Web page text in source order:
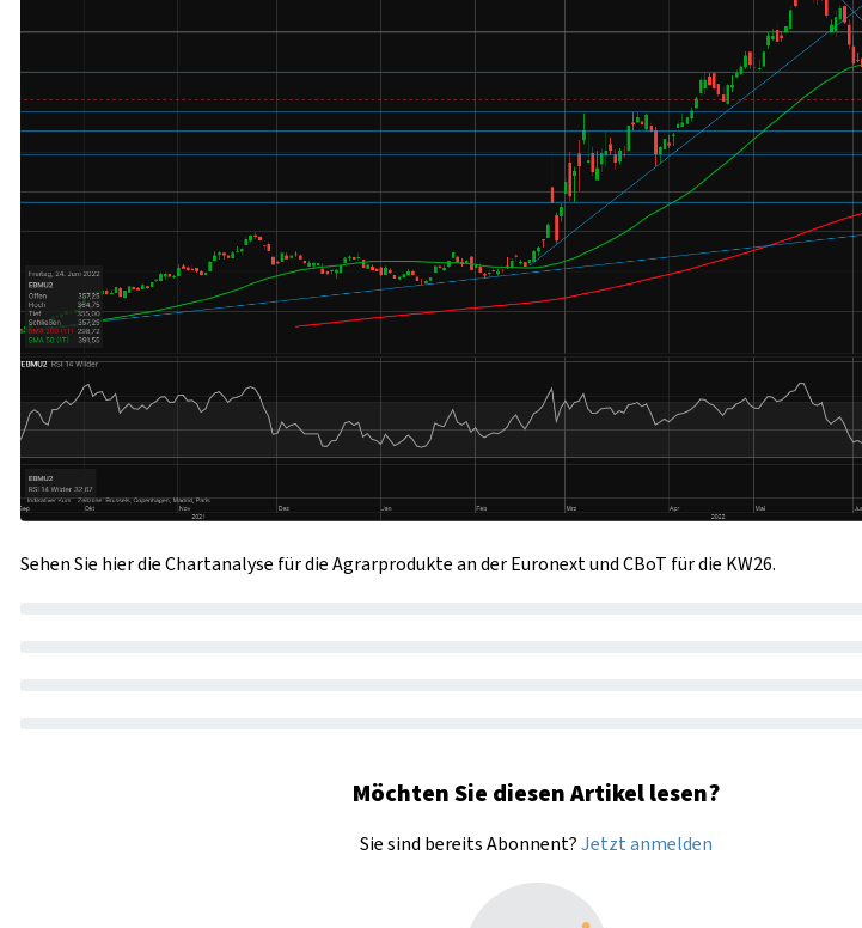
Sehen Sie hier die Chartanalyse für die Agrarprodukte an der Euronext und CBoT für die KW26.
Möchten Sie diesen Artikel lesen?
Sie sind bereits Abonnent?Jetzt anmelden